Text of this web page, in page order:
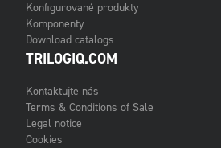
Konfigurované produkty
Komponenty
Download catalogs
TRILOGIQ.COM
Kontaktujte nás
Terms & Conditions of Sale
Legal notice
Cookies